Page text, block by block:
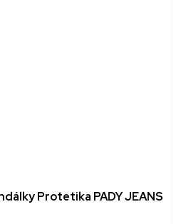
Protetika PADY JEANS